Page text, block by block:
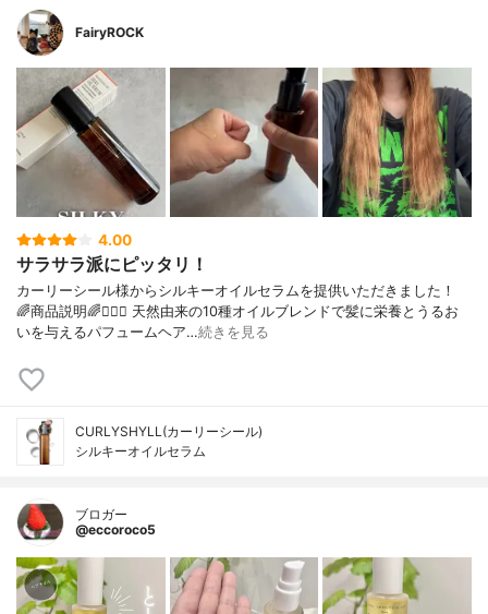
FairyROCK
4.00
サラサラ派にピッタリ！
カーリーシール様からシルキーオイルセラムを提供いただきました！
🌈商品説明🌈💇🏻‍♀️ 天然由来の10種オイルブレンドで髪に栄養とうるお
いを与えるパフュームヘア…続きを見る
CURLYSHYLL(カーリーシール)
シルキーオイルセラム
ブロガー
@eccoroco5